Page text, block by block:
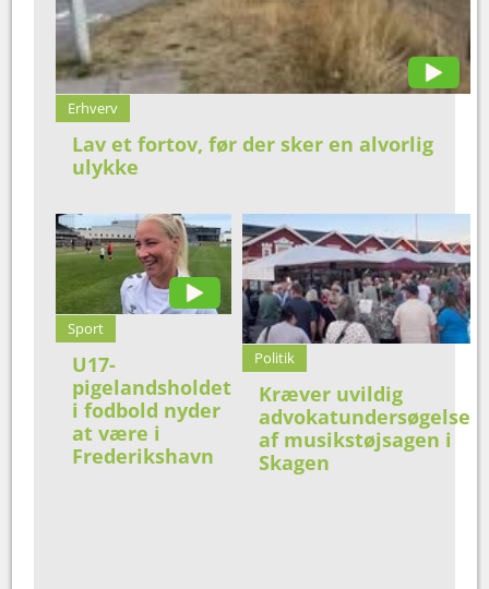
Erhverv
Lav et fortov, før der sker en alvorlig
ulykke
Sport
U17-
pigelandsholdet
i fodbold nyder
at være i
Frederikshavn
Politik
Kræver uvildig
advokatundersøgelse
af musikstøjsagen i
Skagen